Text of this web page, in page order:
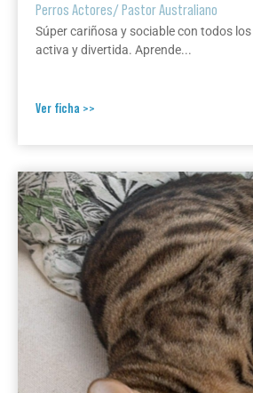
Perros Actores/Pastor Australiano
Súper cariñosa y sociable con todos
activa y divertida. Aprende...
Ver ficha >>